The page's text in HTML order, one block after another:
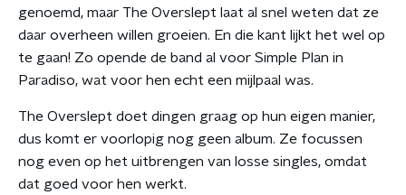
genoemd, maar The Overslept laat al snel weten dat ze
daar overheen willen groeien. En die kant lijkt het wel op
te gaan! Zo opende de band al voor Simple Plan in
Paradiso, wat voor hen echt een mijlpaal was.
The Overslept doet dingen graag op hun eigen manier,
dus komt er voorlopig nog geen album. Ze focussen
nog even op het uitbrengen van losse singles, omdat
dat goed voor hen werkt.